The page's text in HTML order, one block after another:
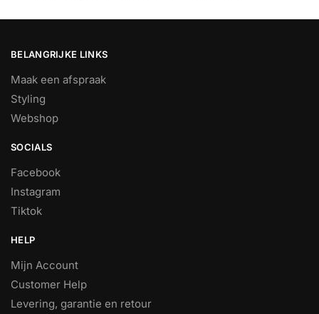
BELANGRIJKE LINKS
Maak een afspraak
Styling
Webshop
SOCIALS
Facebook
Instagram
Tiktok
HELP
Mijn Account
Customer Help
Levering, garantie en retour